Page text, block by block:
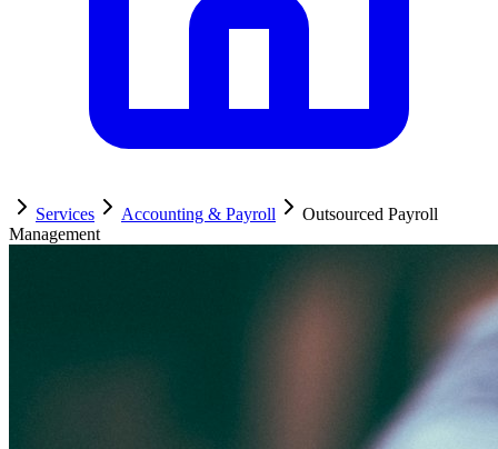
Services Accounting & Payroll
Outsourced Payroll
Management